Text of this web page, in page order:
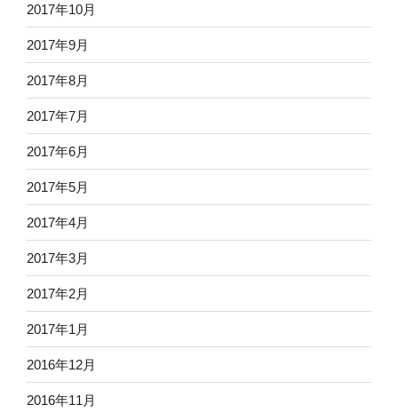
2017年10月
2017年9月
2017年8月
2017年7月
2017年6月
2017年5月
2017年4月
2017年3月
2017年2月
2017年1月
2016年12月
2016年11月